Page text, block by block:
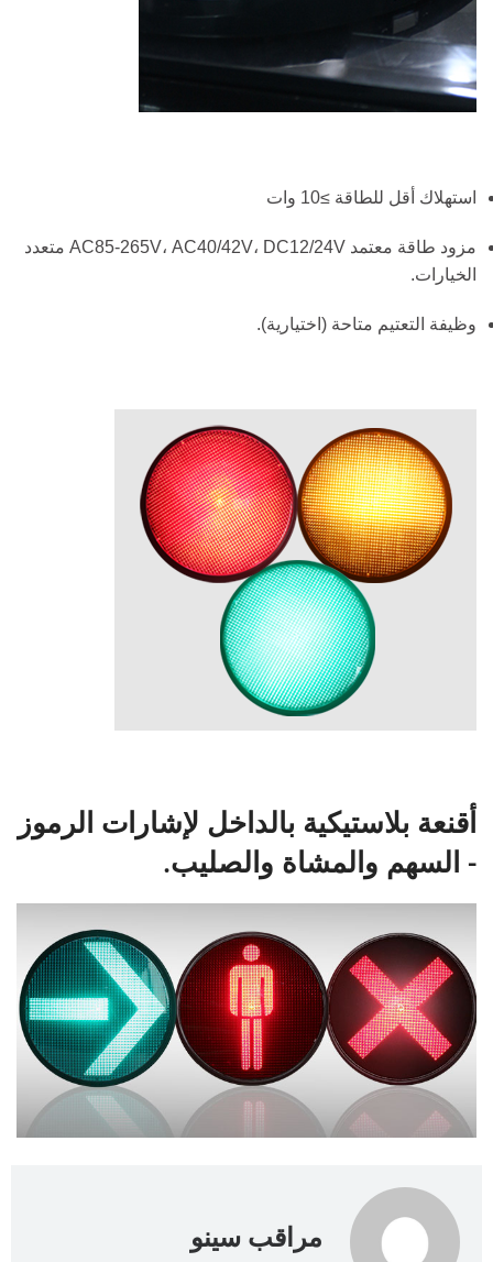
استهلاك أقل للطاقة ≥10 وات
مزود طاقة معتمد AC85-265V، AC40/42V، DC12/24V متعدد
الخيارات.
وظيفة التعتيم متاحة (اختيارية).
أقنعة بلاستيكية بالداخل لإشارات الرموز
- السهم والمشاة والصليب.
مراقب سينو